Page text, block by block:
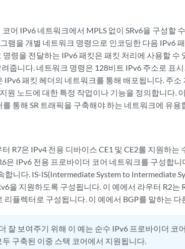
어 IPv6 네트워크에서 MPLS 없이 SRv6을 구성할
램을 개별 네트워크 명령으로 인코딩한 다음 IPv6
령을 전달하는 IPv6 패킷은 패킷 처리에 사용할 수
줍니다. 네트워크 명령은 128비트 IPv6 주소로 표
IPv6 패킷 헤더의 네트워크를 통해 배포됩니다. 주소
원 노드에 대한 특정 작업이나 기능을 정의합니다.
통해 SR 트래픽을 구축해야 하는 네트워크에 유용
R7은 IPv4 전용 디바이스 CE1 및 CE2를 지원하는
은 IPv6 전용 프로바이더 코어 네트워크를 구성합
합니다. IS-IS(Intermediate System to Intermediate
을 지원하도록 구성됩니다. 이 예에서 라우터 R2는
리플렉터로 구성됩니다. 이 예에서 BGP를 말하는
잘 보여주기 위해 이 예는 순수 IPv6 프로바이더 코
두 구축된 이중 스택 코어에서 지원됩니다.